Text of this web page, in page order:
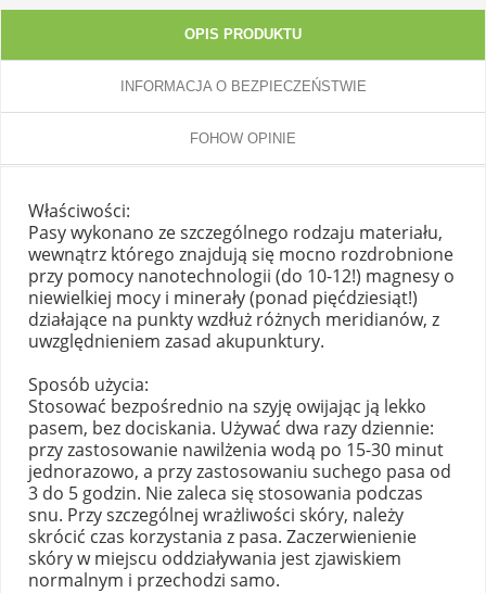
OPIS PRODUKTU
INFORMACJA O BEZPIECZEŃSTWIE
FOHOW OPINIE
Właściwości:
Pasy wykonano ze szczególnego rodzaju materiału,
wewnątrz którego znajdują się mocno rozdrobnione
przy pomocy nanotechnologii (do 10-12!) magnesy o
niewielkiej mocy i minerały (ponad pięćdziesiąt!)
działające na punkty wzdłuż różnych meridianów, z
uwzględnieniem zasad akupunktury.
Sposób użycia:
Stosować bezpośrednio na szyję owijając ją lekko
pasem, bez dociskania. Używać dwa razy dziennie:
przy zastosowanie nawilżenia wodą po 15-30 minut
jednorazowo, a przy zastosowaniu suchego pasa od
3 do 5 godzin. Nie zaleca się stosowania podczas
snu. Przy szczególnej wrażliwości skóry, należy
skrócić czas korzystania z pasa. Zaczerwienienie
skóry w miejscu oddziaływania jest zjawiskiem
normalnym i przechodzi samo.